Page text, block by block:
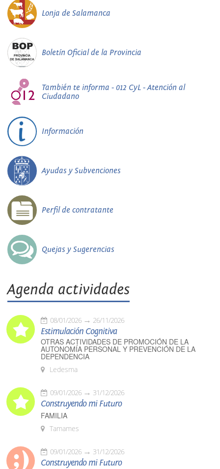
Lonja de Salamanca
Boletín Oficial de la Provincia
También te informa - 012 CyL - Atención al
Ciudadano
Información
Ayudas y Subvenciones
Perfil de contratante
Quejas y Sugerencias
Agenda actividades
08/01/2026 26/11/2026
Estimulación Cognitiva
OTRAS ACTIVIDADES DE PROMOCIÓN DE LA
AUTONOMÍA PERSONAL Y PREVENCIÓN DE LA
DEPENDENCIA
Ledesma
09/01/2026 31/12/2026
Construyendo mi Futuro
FAMILIA
Tamames
09/01/2026 31/12/2026
Construyendo mi Futuro